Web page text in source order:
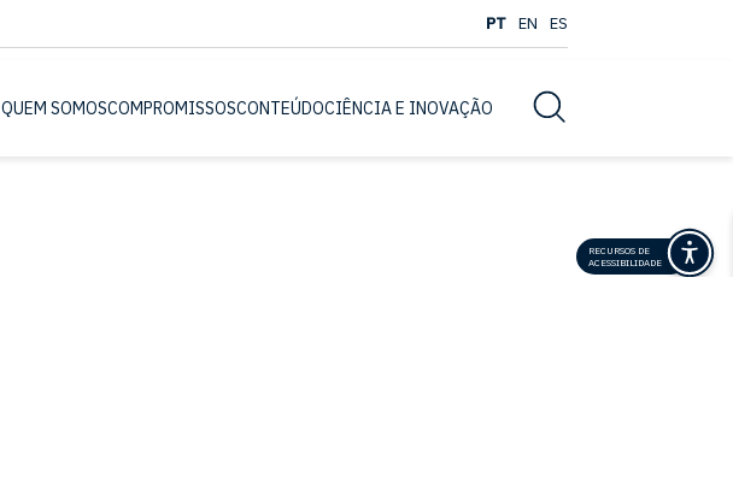
RECURSOS DE
ACESSIBILIDADE
EN ES
PT
QUEM SOMOSCOMPROMISSOSCONTEÚDOCIÊNCIA E INOVAÇÃO Busca